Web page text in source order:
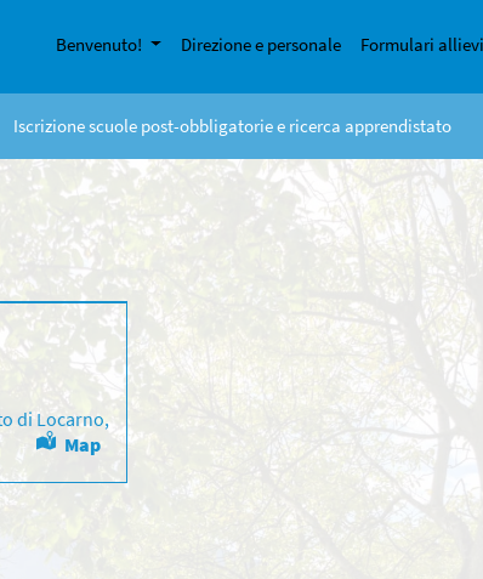
Benvenuto! Direzione e personale Formulari allievi
Iscrizione scuole post-obbligatorie e ricerca apprendistato
di Locarno,
Map